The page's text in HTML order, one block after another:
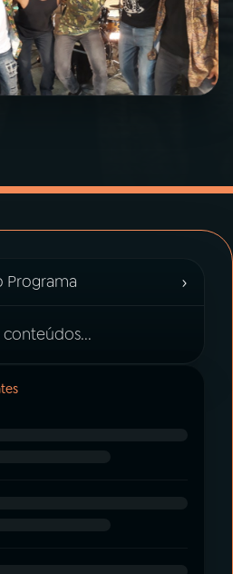
Programa ›